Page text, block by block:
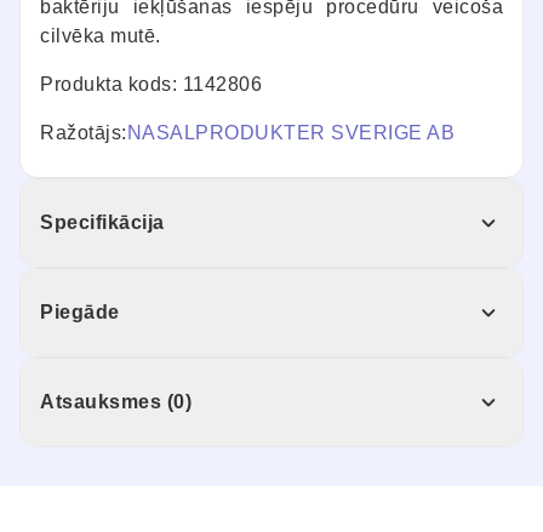
baktēriju iekļūšanas iespēju procedūru veicoša
cilvēka mutē.
Produkta kods: 1142806
Ražotājs: NASALPRODUKTER SVERIGE AB
Specifikācija
Piegāde
Atsauksmes (0)